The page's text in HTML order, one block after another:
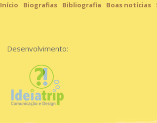
Início Biografias Bibliografia Boas notícias
Desenvolvimento: